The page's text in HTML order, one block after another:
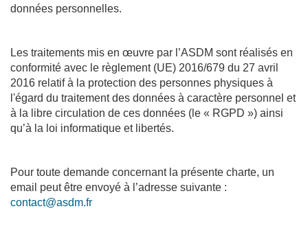
données personnelles.
Les traitements mis en œuvre par l’ASDM sont réalisés en
conformité avec le règlement (UE) 2016/679 du 27 avril
2016 relatif à la protection des personnes physiques à
l'égard du traitement des données à caractère personnel et
à la libre circulation de ces données (le « RGPD ») ainsi
qu’à la loi informatique et libertés.
Pour toute demande concernant la présente charte, un
email peut être envoyé à l’adresse suivante :
contact@asdm.fr